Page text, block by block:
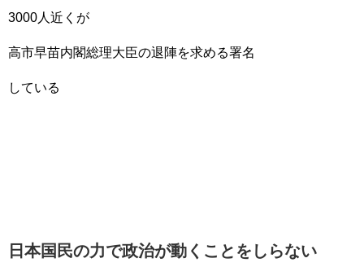
3000人近くが
高市早苗内閣総理大臣の退陣を求める署名
している
日本国民の力で政治が動くことをしらない